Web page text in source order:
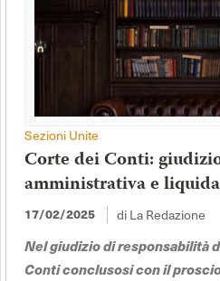
Sezioni Unite
Corte dei Conti:
amministrativa e
17/02/2025
di La Redazione
Nel giudizio di responsabilità
Conti conclusosi con il